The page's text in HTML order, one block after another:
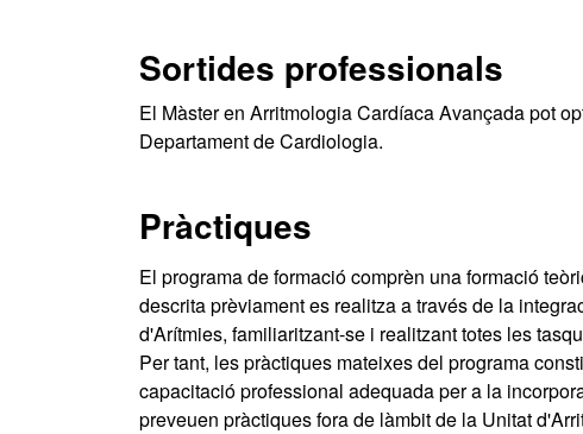
Sortides professionals
El Màster en Arritmologia Cardíaca Avançada pot
Departament de Cardiologia.
Pràctiques
El programa de formació comprèn una formació
descrita prèviament es realitza a través de la
d'Arítmies, familiaritzant-se i realitzant totes les
Per tant, les pràctiques mateixes del programa
capacitació professional adequada per a la
preveuen pràctiques fora de làmbit de la Unitat